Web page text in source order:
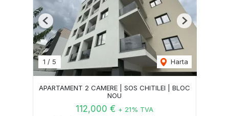
1 / 5 Harta
Previous Next
APARTAMENT 2 CAMERE | SOS CHITILEI | BLOC
NOU
112,000 € + 21% TVA